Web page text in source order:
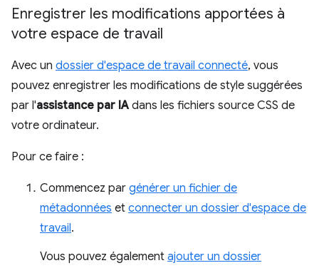
Enregistrer les modifications apportées à
votre espace de travail
Avec un dossier d'espace de travail connecté, vous
pouvez enregistrer les modifications de style suggérées
par l'assistance par IA dans les fichiers source CSS de
votre ordinateur.
Pour ce faire :
Commencez par générer un fichier de
métadonnées et connecter un dossier d'espace de
travail.
Vous pouvez également ajouter un dossier